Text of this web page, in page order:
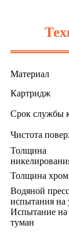
Материал
Картридж
Срок службы
Чистота
Толщина
Толщина
Водяной
испытания на
Испытание на
туман